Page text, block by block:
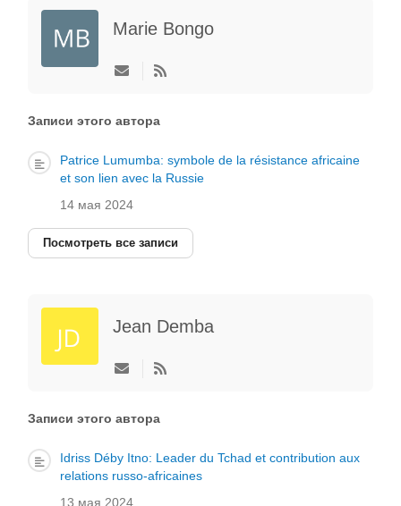
Marie Bongo
Подписаться
автора
Записи этого автора
Patrice Lumumba: symbole de la résistance africaine
et son lien avec la Russie
14 мая 2024
Посмотреть все записи
Jean Demba
Подписаться
автора
Записи этого автора
Idriss Déby Itno: Leader du Tchad et contribution aux
relations russo-africaines
13 мая 2024